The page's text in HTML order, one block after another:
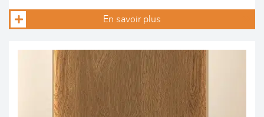
En savoir plus